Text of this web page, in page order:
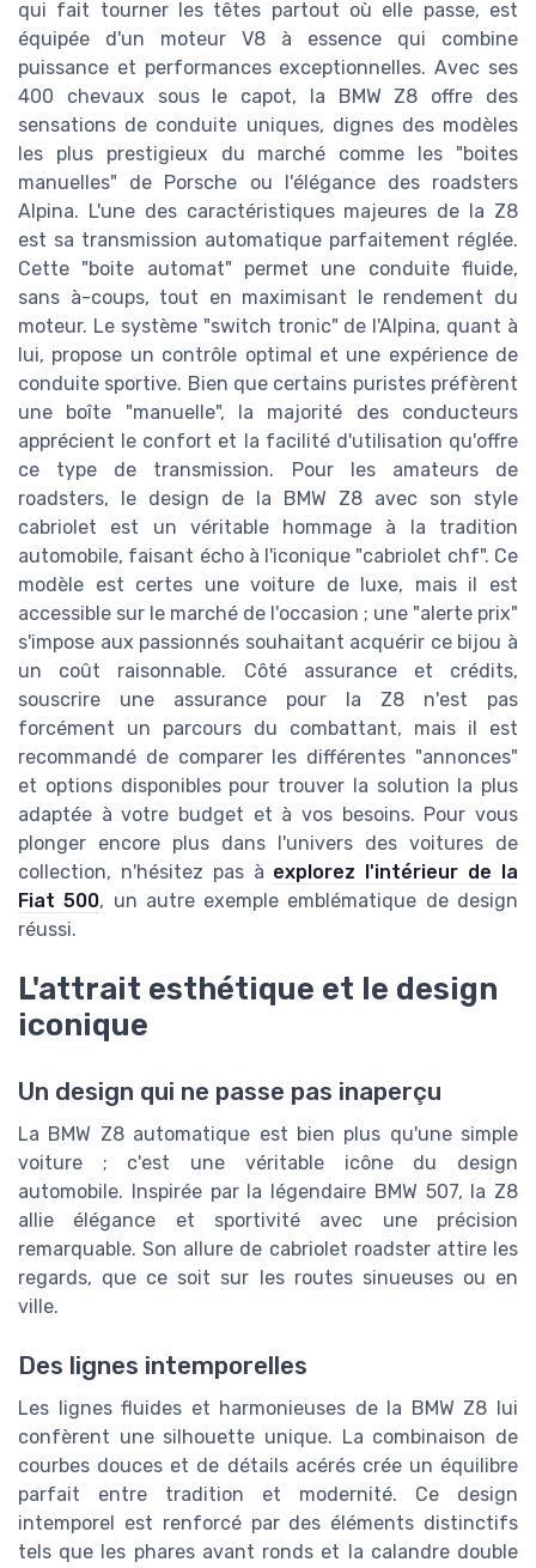
qui fait tourner les têtes partout où elle passe, est
équipée d'un moteur V8 à essence qui combine
puissance et performances exceptionnelles. Avec ses
400 chevaux sous le capot, la BMW Z8 offre des
sensations de conduite uniques, dignes des modèles
les plus prestigieux du marché comme les "boites
manuelles" de Porsche ou l'élégance des roadsters
Alpina. L'une des caractéristiques majeures de la Z8
est sa transmission automatique parfaitement réglée.
Cette "boite automat" permet une conduite fluide,
sans à-coups, tout en maximisant le rendement du
moteur. Le système "switch tronic" de l'Alpina, quant à
lui, propose un contrôle optimal et une expérience de
conduite sportive. Bien que certains puristes préfèrent
une boîte "manuelle", la majorité des conducteurs
apprécient le confort et la facilité d'utilisation qu'offre
ce type de transmission. Pour les amateurs de
roadsters, le design de la BMW Z8 avec son style
cabriolet est un véritable hommage à la tradition
automobile, faisant écho à l'iconique "cabriolet chf". Ce
modèle est certes une voiture de luxe, mais il est
accessible sur le marché de l'occasion ; une "alerte prix"
s'impose aux passionnés souhaitant acquérir ce bijou à
un coût raisonnable. Côté assurance et crédits,
souscrire une assurance pour la Z8 n'est pas
forcément un parcours du combattant, mais il est
recommandé de comparer les différentes "annonces"
et options disponibles pour trouver la solution la plus
adaptée à votre budget et à vos besoins. Pour vous
plonger encore plus dans l'univers des voitures de
collection, n'hésitez pas à explorez l'intérieur de la
Fiat 500, un autre exemple emblématique de design
réussi.
L'attrait esthétique et le design
iconique
Un design qui ne passe pas inaperçu
La BMW Z8 automatique est bien plus qu'une simple
voiture ; c'est une véritable icône du design
automobile. Inspirée par la légendaire BMW 507, la Z8
allie élégance et sportivité avec une précision
remarquable. Son allure de cabriolet roadster attire les
regards, que ce soit sur les routes sinueuses ou en
ville.
Des lignes intemporelles
Les lignes fluides et harmonieuses de la BMW Z8 lui
confèrent une silhouette unique. La combinaison de
courbes douces et de détails acérés crée un équilibre
parfait entre tradition et modernité. Ce design
intemporel est renforcé par des éléments distinctifs
tels que les phares avant ronds et la calandre double